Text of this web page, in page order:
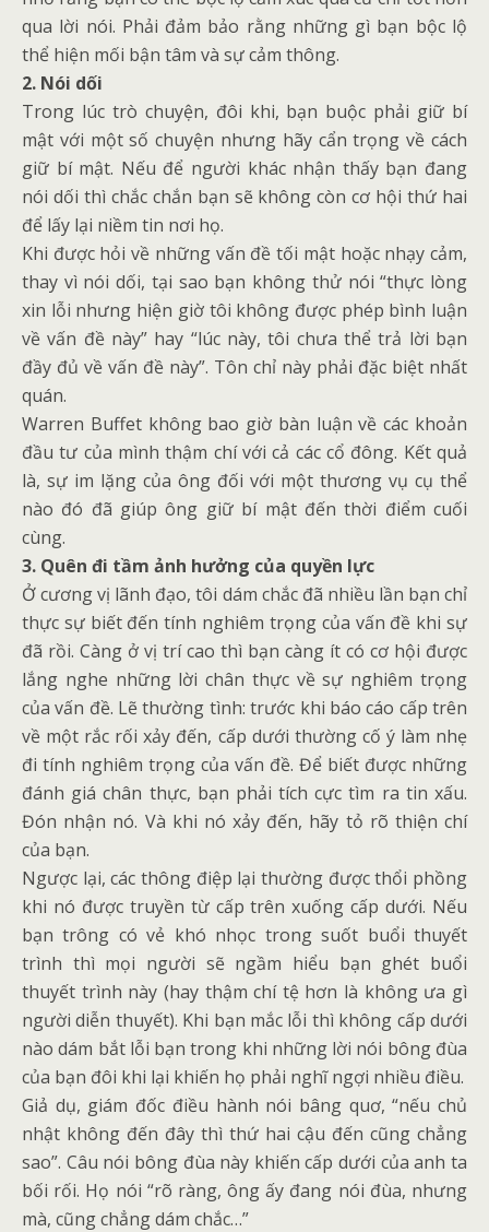
qua lời nói. Phải đảm bảo rằng những gì bạn bộc lộ
thể hiện mối bận tâm và sự cảm thông.
2. Nói dối
Trong lúc trò chuyện, đôi khi, bạn buộc phải giữ bí
mật với một số chuyện nhưng hãy cẩn trọng về cách
giữ bí mật. Nếu để người khác nhận thấy bạn đang
nói dối thì chắc chắn bạn sẽ không còn cơ hội thứ hai
để lấy lại niềm tin nơi họ.
Khi được hỏi về những vấn đề tối mật hoặc nhạy cảm,
thay vì nói dối, tại sao bạn không thử nói “thực lòng
xin lỗi nhưng hiện giờ tôi không được phép bình luận
về vấn đề này” hay “lúc này, tôi chưa thể trả lời bạn
đầy đủ về vấn đề này”. Tôn chỉ này phải đặc biệt nhất
quán.
Warren Buffet không bao giờ bàn luận về các khoản
đầu tư của mình thậm chí với cả các cổ đông. Kết quả
là, sự im lặng của ông đối với một thương vụ cụ thể
nào đó đã giúp ông giữ bí mật đến thời điểm cuối
cùng.
3. Quên đi tầm ảnh hưởng của quyền lực
Ở cương vị lãnh đạo, tôi dám chắc đã nhiều lần bạn chỉ
thực sự biết đến tính nghiêm trọng của vấn đề khi sự
đã rồi. Càng ở vị trí cao thì bạn càng ít có cơ hội được
lắng nghe những lời chân thực về sự nghiêm trọng
của vấn đề. Lẽ thường tình: trước khi báo cáo cấp trên
về một rắc rối xảy đến, cấp dưới thường cố ý làm nhẹ
đi tính nghiêm trọng của vấn đề. Để biết được những
đánh giá chân thực, bạn phải tích cực tìm ra tin xấu.
Đón nhận nó. Và khi nó xảy đến, hãy tỏ rõ thiện chí
của bạn.
Ngược lại, các thông điệp lại thường được thổi phồng
khi nó được truyền từ cấp trên xuống cấp dưới. Nếu
bạn trông có vẻ khó nhọc trong suốt buổi thuyết
trình thì mọi người sẽ ngầm hiểu bạn ghét buổi
thuyết trình này (hay thậm chí tệ hơn là không ưa gì
người diễn thuyết). Khi bạn mắc lỗi thì không cấp dưới
nào dám bắt lỗi bạn trong khi những lời nói bông đùa
của bạn đôi khi lại khiến họ phải nghĩ ngợi nhiều điều.
Giả dụ, giám đốc điều hành nói bâng quơ, “nếu chủ
nhật không đến đây thì thứ hai cậu đến cũng chẳng
sao”. Câu nói bông đùa này khiến cấp dưới của anh ta
bối rối. Họ nói “rõ ràng, ông ấy đang nói đùa, nhưng
mà, cũng chẳng dám chắc…”